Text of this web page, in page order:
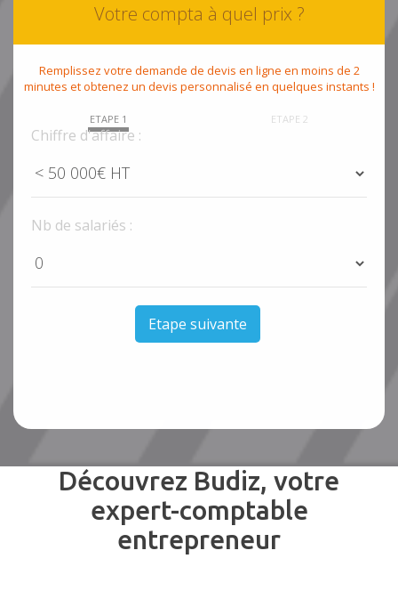
Votre compta à quel prix ?
Remplissez votre demande de devis en ligne en moins de 2
minutes et obtenez un devis personnalisé en quelques instants !
ETAPE 1 ETAPE 2
Chiffre d'affaire :
Nb de salariés :
Etape suivante
Découvrez Budiz, votre
expert-comptable
entrepreneur